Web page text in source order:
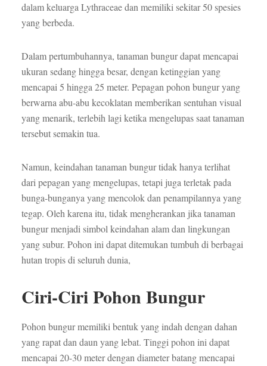
dalam keluarga Lythraceae dan memiliki sekitar 50 spesies
yang berbeda.
Dalam pertumbuhannya, tanaman bungur dapat mencapai
ukuran sedang hingga besar, dengan ketinggian yang
mencapai 5 hingga 25 meter. Pepagan pohon bungur yang
berwarna abu-abu kecoklatan memberikan sentuhan visual
yang menarik, terlebih lagi ketika mengelupas saat tanaman
tersebut semakin tua.
Namun, keindahan tanaman bungur tidak hanya terlihat
dari pepagan yang mengelupas, tetapi juga terletak pada
bunga-bunganya yang mencolok dan penampilannya yang
tegap. Oleh karena itu, tidak mengherankan jika tanaman
bungur menjadi simbol keindahan alam dan lingkungan
yang subur. Pohon ini dapat ditemukan tumbuh di berbagai
hutan tropis di seluruh dunia,
Ciri-Ciri Pohon Bungur
Pohon bungur memiliki bentuk yang indah dengan dahan
yang rapat dan daun yang lebat. Tinggi pohon ini dapat
mencapai 20-30 meter dengan diameter batang mencapai